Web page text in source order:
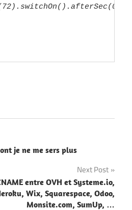
je ne me sers plus
Next Post
entre OVH et Systeme.io,
Wix, Squarespace, Odoo,
Monsite.com, SumUp, …